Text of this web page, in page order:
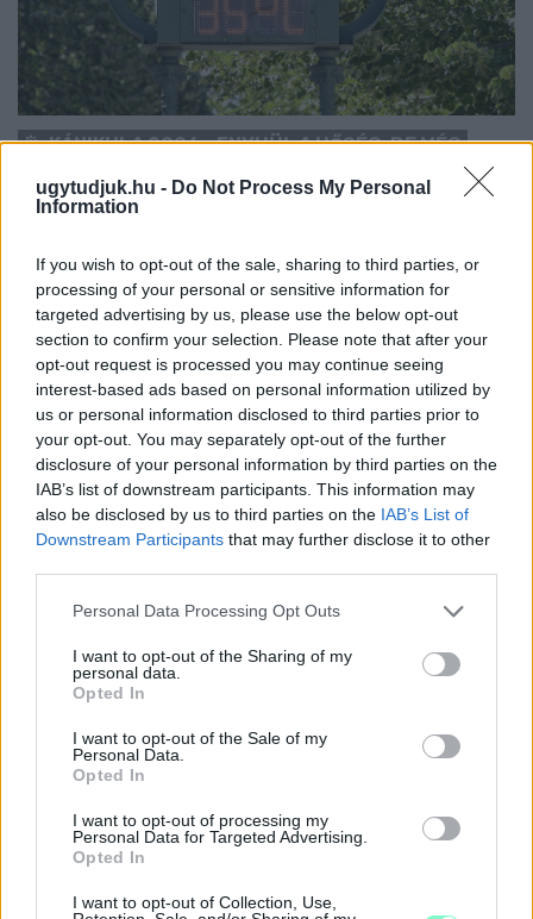
ugytudjuk.hu - Do Not Process My Personal
Information
If you wish to opt-out of the sale, sharing to third parties, or
processing of your personal or sensitive information for
targeted advertising by us, please use the below opt-out
section to confirm your selection. Please note that after your
opt-out request is processed you may continue seeing
interest-based ads based on personal information utilized by
us or personal information disclosed to third parties prior to
your opt-out. You may separately opt-out of the further
disclosure of your personal information by third parties on the
IAB’s list of downstream participants. This information may
also be disclosed by us to third parties on the IAB’s List of
Downstream Participants that may further disclose it to other
Please note that this website/app uses one or more Google
not limited to your visit or usage behaviour. You may click to
grant or deny consent to Google and its third-party tags to
use your data for below specified purposes in below Google
consent section.
Personal Data Processing Opt Outs
I want to opt-out of the Sharing of my
personal data.
Opted In
I want to opt-out of the Sale of my
Personal Data.
Opted In
I want to opt-out of processing my
Personal Data for Targeted Advertising.
Opted In
I want to opt-out of Collection, Use,
KÁNIKULA 2026 - ENYHÜL A HŐSÉG, DE MÉG
MÁSODFOKÚ RIASZTÁS LESZ ÉRVÉNYBEN
a tartós meleg miatt továbbra is fokozott óvatosságra van
szükség.
Szólj hozzá!
KÉT RÉSZLETBEN ÉRKEZIK A 100 EZER FORINTOS
ISKOLAKEZDÉSI TÁMOGATÁS, AMIT NEM KELL KÜLÖN
IGÉNYELNI
Az első 50 ezer forintot még a tanévkezdés előtt folyósítja a
formájában érkezik.